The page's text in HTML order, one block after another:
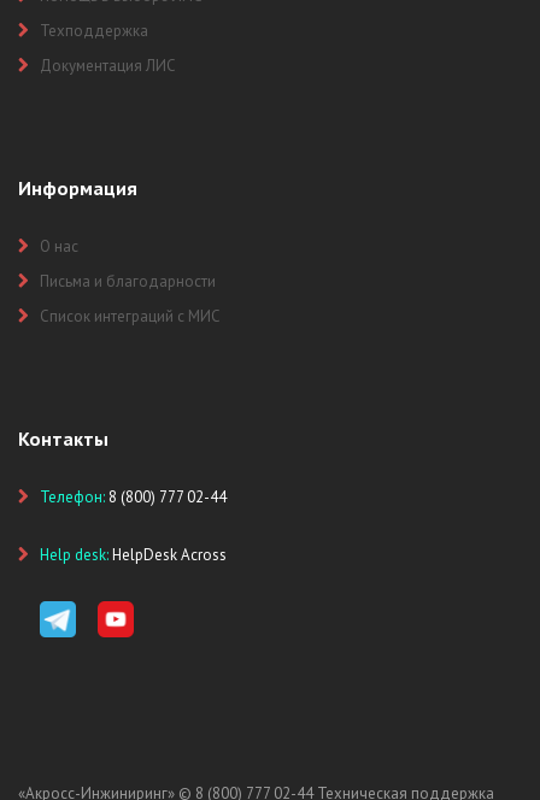
Техподдержка
Документация ЛИС
Информация
О нас
Письма и благодарности
Список интеграций с МИС
Контакты
Телефон: 8 (800) 777 02-44
Help desk:HelpDesk Across
«Акросс-Инжиниринг» © 8 (800) 777 02-44 Техническая поддержка